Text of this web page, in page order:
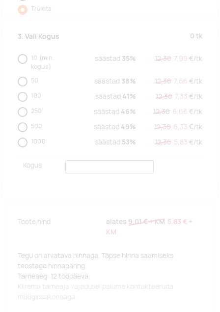
Trükita
3. Vali Kogus 0 tk
10 (min.
kogus)
säästad 35% 12,36 7,99 €/tk
50 säästad 38% 12,36 7,66 €/tk
100 säästad 41% 12,36 7,33 €/tk
250 säästad 46% 12,36 6,66 €/tk
500 säästad 49% 12,36 6,33 €/tk
1000 säästad 53% 12,36 5,83 €/tk
Kogus
Toote hind alates 9,01 €+ KM 5,83 € +
KM
Tegu on arvatava hinnaga. Täpse hinna saamiseks
teostage hinnapäring.
Tarneaeg: 12 tööpäeva.
Kiirema tarneaja vajadusel palume kontakteeruda
müügiosakonnaga.